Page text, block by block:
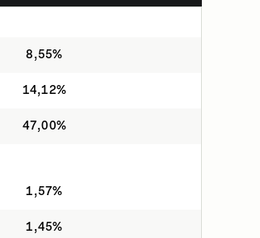
8,55%
14,12%
47,00%
1,57%
1,45%